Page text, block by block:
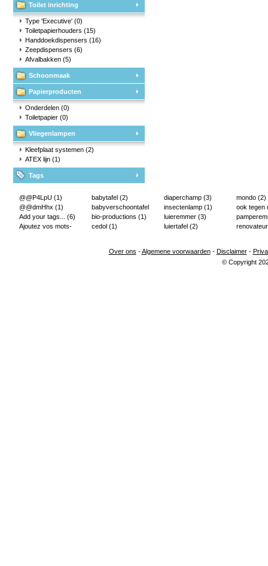
Toilet inrichting
Type 'Executive' (0)
Toiletpapierhouders (15)
Handdoekdispensers (16)
Zeepdispensers (6)
Afvalbakken (5)
Schoonmaak
Papierproducten
Onderdelen (0)
Toiletpapier (0)
Vliegenlampen
Kleefplaat systemen (2)
ATEX lijn (1)
Tags
@@P4LpU (1)
@@dmHhx (1)
Add your tags... (6)
Ajoutez vos mots-
babytafel (2)
babyverschoontafel
(2)
bio-productions (1)
cedol (1)
diaperchamp (3)
insectenlamp (1)
luieremmer (3)
luiertafel (2)
mondo (2)
ook tegen
Over ons -Algemene voorwaarden- Disclaimer-
© Copyright